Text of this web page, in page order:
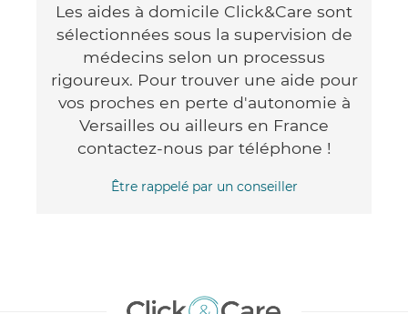
Les aides à domicile Click&Care sont
sélectionnées sous la supervision de
médecins selon un processus
rigoureux. Pour trouver une aide pour
vos proches en perte d'autonomie à
Versailles ou ailleurs en France
contactez-nous par téléphone !
Être rappelé par un conseiller